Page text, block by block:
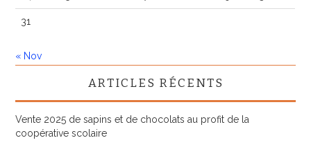
31
« Nov
ARTICLES RÉCENTS
Vente 2025 de sapins et de chocolats au profit de la
coopérative scolaire